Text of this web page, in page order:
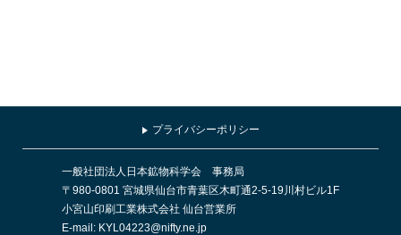
プライバシーポリシー
一般社団法人日本鉱物科学会 事務局
〒980-0801 宮城県仙台市青葉区木町通2-5-19川村ビル1F
小宮山印刷工業株式会社 仙台営業所
E-mail: KYL04223@nifty.ne.jp